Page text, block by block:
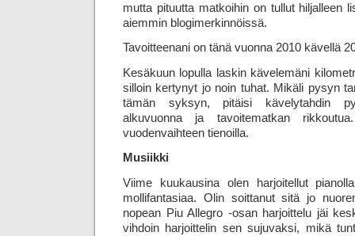
mutta pituutta matkoihin on tullut hiljalleen
aiemmin blogimerkinnöissä.
Tavoitteenani on tänä vuonna 2010 kävellä
Kesäkuun lopulla laskin kävelemäni
silloin kertynyt jo noin tuhat. Mikäli pysyn
tämän syksyn, pitäisi kävelytahdin
alkuvuonna ja tavoitematkan
vuodenvaihteen tienoilla.
Musiikki
Viime kuukausina olen harjoitellut
mollifantasiaa. Olin soittanut sitä jo
nopean Piu Allegro -osan harjoittelu jäi
vihdoin harjoittelin sen sujuvaksi, mikä